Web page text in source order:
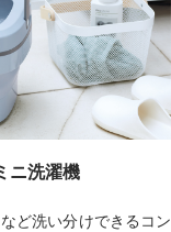
ニ洗濯機
ど洗い分けできるコン